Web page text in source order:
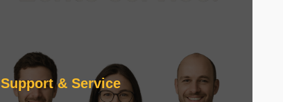
Support & Service